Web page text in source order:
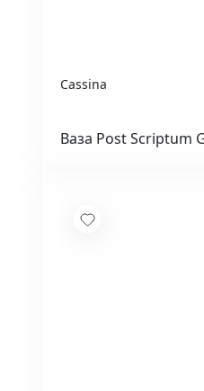
Cassina
Ваза Post Scriptum